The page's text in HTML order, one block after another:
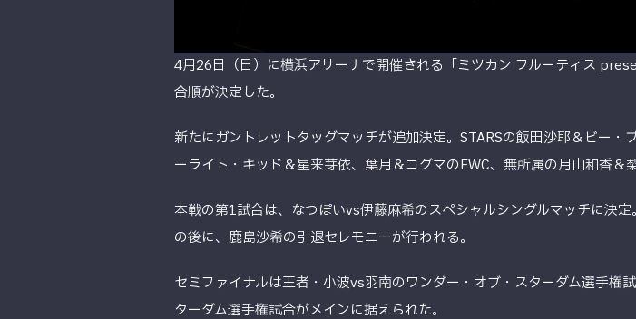
4月26日（日）に横浜アリーナで開催される「ミツカン フルーティス
合順が決定した。
新たにガントレットタッグマッチが追加決定。STARSの飯田沙耶＆ビー・
ーライト・キッド＆星来芽依、葉月＆コグマのFWC、無所属の月山和香＆
本戦の第1試合は、なつぽいvs伊藤麻希のスペシャルシングルマッチに決
の後に、鹿島沙希の引退セレモニーが行われる。
セミファイナルは王者・小波vs羽南のワンダー・オブ・スターダム選手
ターダム選手権試合がメインに据えられた。